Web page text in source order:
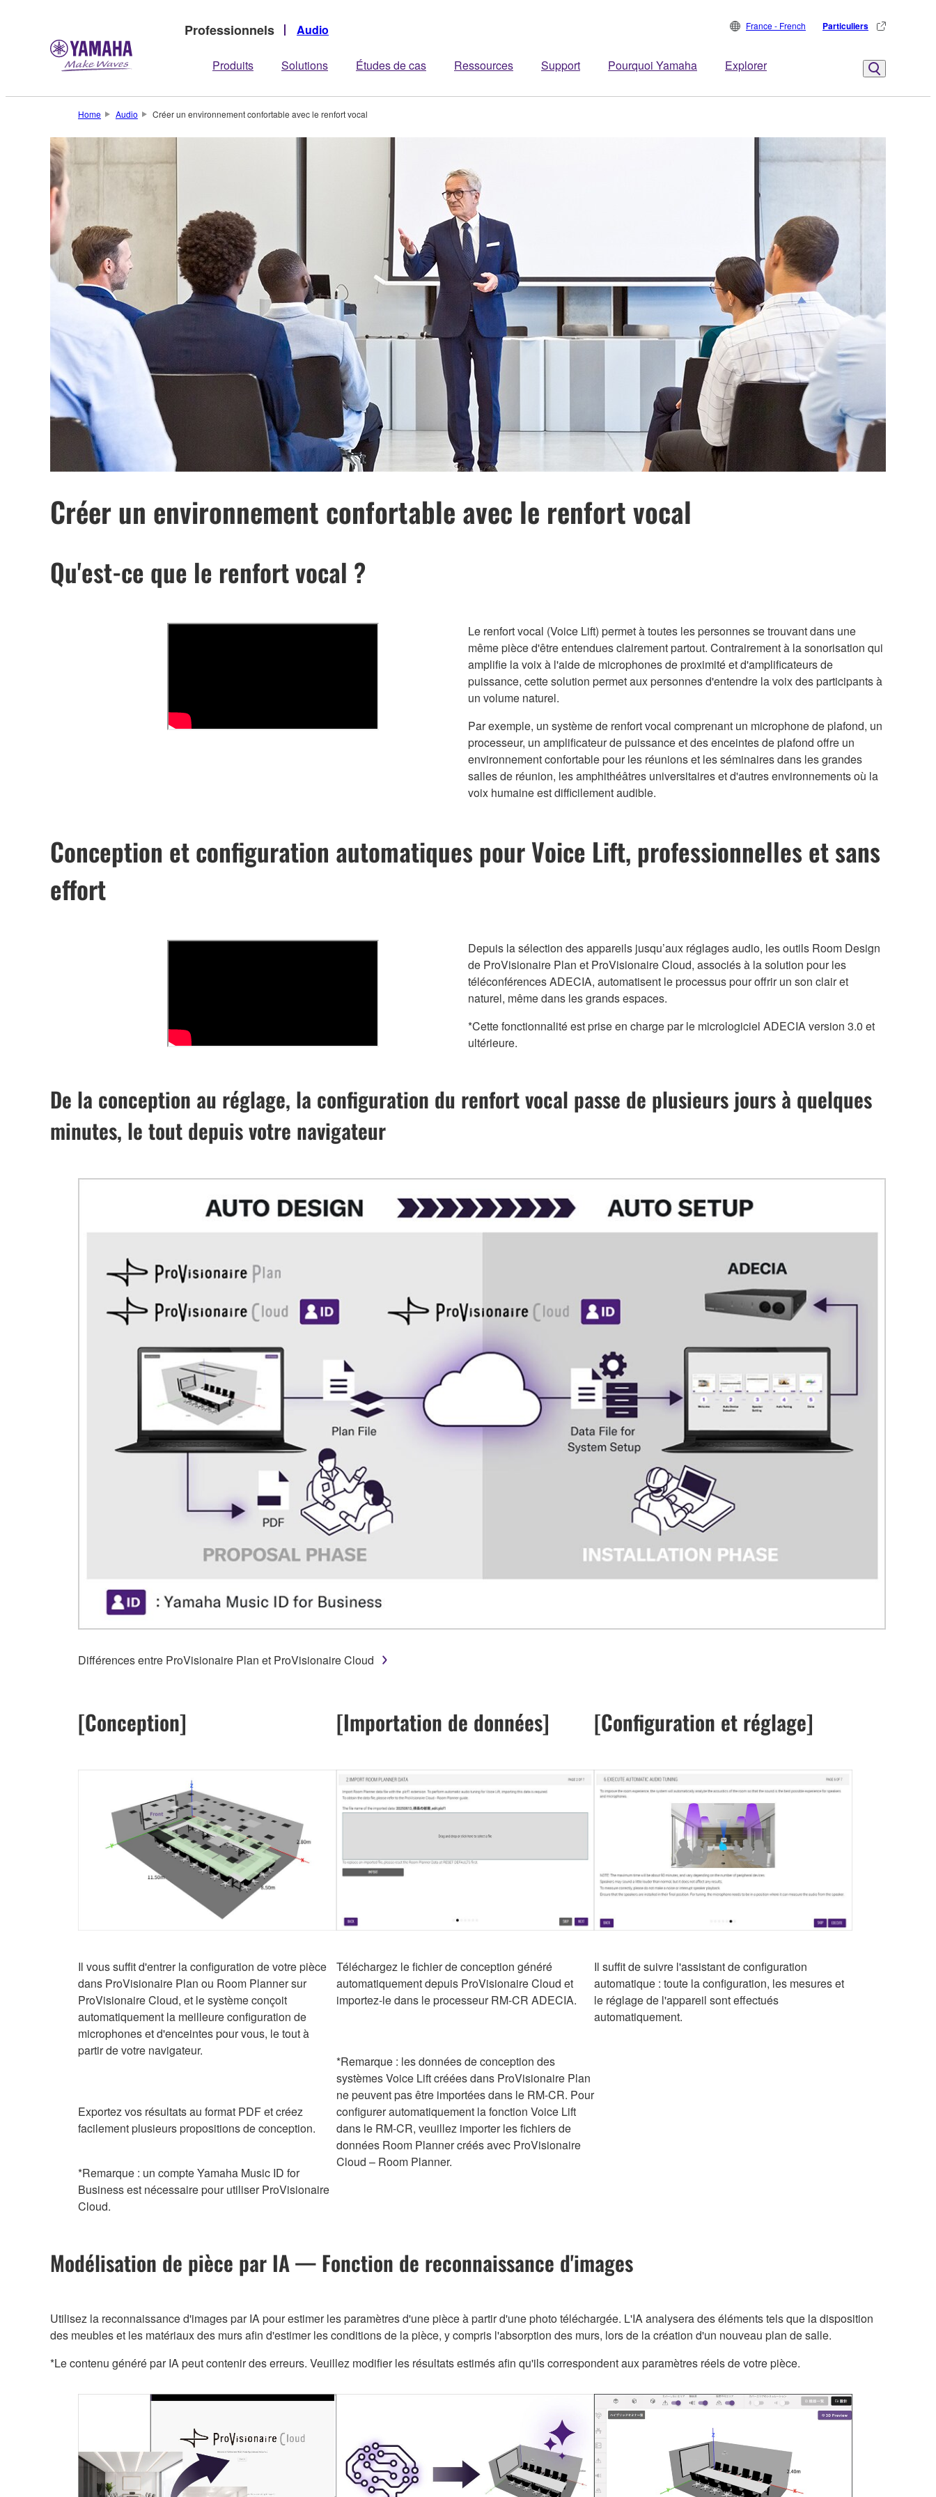
Professionnels Audio
Produits Solutions Études de cas Ressources Support Pourquoi Yamaha Explorer
France - French Particuliers
Home Audio Créer un environnement confortable avec le renfort vocal
Créer un environnement confortable avec le renfort vocal
Qu'est-ce que le renfort vocal ?
Le renfort vocal (Voice Lift) permet à toutes les personnes se trouvant dans une
même pièce d'être entendues clairement partout. Contrairement à la sonorisation qui
amplifie la voix à l'aide de microphones de proximité et d'amplificateurs de
puissance, cette solution permet aux personnes d'entendre la voix des participants à
un volume naturel.
Par exemple, un système de renfort vocal comprenant un microphone de plafond, un
processeur, un amplificateur de puissance et des enceintes de plafond offre un
environnement confortable pour les réunions et les séminaires dans les grandes
salles de réunion, les amphithéâtres universitaires et d'autres environnements où la
voix humaine est difficilement audible.
Conception et configuration automatiques pour Voice Lift, professionnelles et sans
effort
Depuis la sélection des appareils jusqu’aux réglages audio, les outils Room Design
de ProVisionaire Plan et ProVisionaire Cloud, associés à la solution pour les
téléconférences ADECIA, automatisent le processus pour offrir un son clair et
naturel, même dans les grands espaces.
*Cette fonctionnalité est prise en charge par le micrologiciel ADECIA version 3.0 et
ultérieure.
De la conception au réglage, la configuration du renfort vocal passe de plusieurs jours à quelques
minutes, le tout depuis votre navigateur
Différences entre ProVisionaire Plan et ProVisionaire Cloud
[Conception]
Il vous suffit d'entrer la configuration de votre pièce
dans ProVisionaire Plan ou Room Planner sur
ProVisionaire Cloud, et le système conçoit
automatiquement la meilleure configuration de
microphones et d'enceintes pour vous, le tout à
partir de votre navigateur.
Exportez vos résultats au format PDF et créez
facilement plusieurs propositions de conception.
*Remarque : un compte Yamaha Music ID for
Business est nécessaire pour utiliser ProVisionaire
Cloud.
[Importation de données]
Téléchargez le fichier de conception généré
automatiquement depuis ProVisionaire Cloud et
importez-le dans le processeur RM-CR ADECIA.
*Remarque : les données de conception des
systèmes Voice Lift créées dans ProVisionaire Plan
ne peuvent pas être importées dans le RM-CR. Pour
configurer automatiquement la fonction Voice Lift
dans le RM-CR, veuillez importer les fichiers de
données Room Planner créés avec ProVisionaire
Cloud – Room Planner.
[Configuration et réglage]
Il suffit de suivre l'assistant de configuration
automatique : toute la configuration, les mesures et
le réglage de l'appareil sont effectués
automatiquement.
Modélisation de pièce par IA — Fonction de reconnaissance d'images
Utilisez la reconnaissance d'images par IA pour estimer les paramètres d'une pièce à partir d'une photo téléchargée. L'IA analysera des éléments tels que la disposition
des meubles et les matériaux des murs afin d'estimer les conditions de la pièce, y compris l'absorption des murs, lors de la création d'un nouveau plan de salle.
*Le contenu généré par IA peut contenir des erreurs. Veuillez modifier les résultats estimés afin qu'ils correspondent aux paramètres réels de votre pièce.